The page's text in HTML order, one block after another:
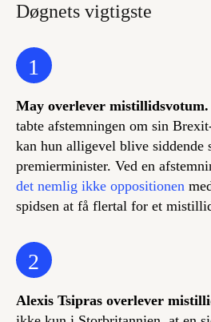
Døgnets vigtigste
1
May overlever mistillidsvotum.
tabte afstemningen om sin
kan hun alligevel blive siddende
premierminister. Ved en
det nemlig ikke oppositionen
spidsen at få flertal for et
2
Alexis Tsipras overlever